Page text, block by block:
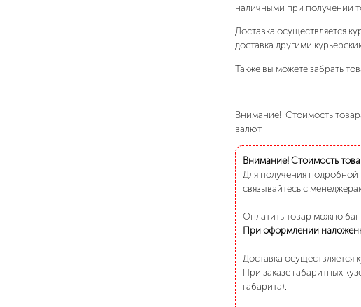
наличными при получении
Доставка осуществляется
доставка другими
Также вы можете забрать
Внимание! Стоимость
валют.
Внимание! Стоимость
Для получения подробной
связывайтесь с
Оплатить товар можно
При оформлении
Доставка осуществляется
При заказе габаритных
габарита).